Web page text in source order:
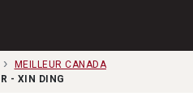
MEILLEUR CANADA
- XIN DING